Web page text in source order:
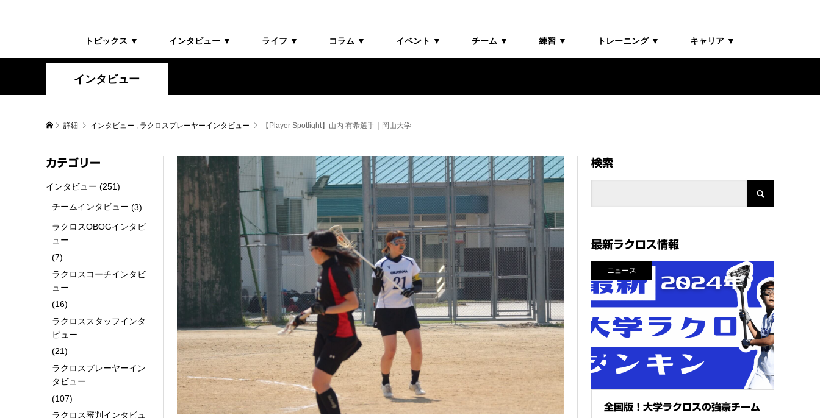
トピックス ▼ インタビュー ▼ ライフ ▼ コラム ▼ イベント ▼ チーム ▼ 練習 ▼ トレーニング ▼ キャリア ▼
インタビュー
詳細 インタビュー , ラクロスプレーヤーインタビュー 【Player Spotlight】山内 有希選手｜岡山大学
検索
最新ラクロス情報
ニュース
全国版！大学ラクロスの強豪チーム
カテゴリー
インタビュー (251)
チームインタビュー (3)
ラクロスOBOGインタビ
ュー
(7)
ラクロスコーチインタビ
ュー
(16)
ラクロススタッフインタ
ビュー
(21)
ラクロスプレーヤーイン
タビュー
(107)
ラクロス審判インタビュ